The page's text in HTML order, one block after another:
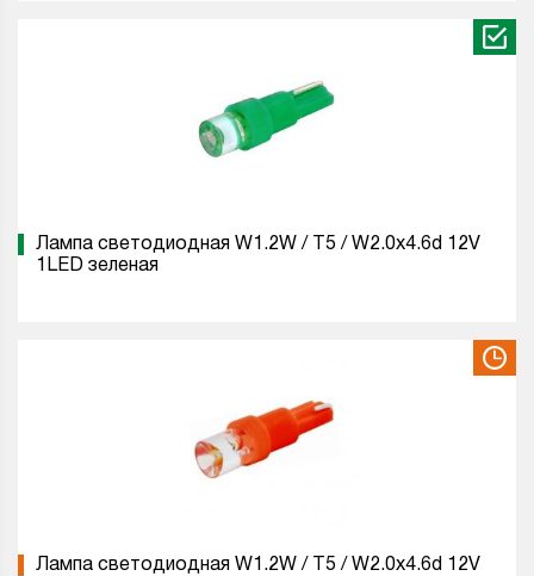
Лампа светодиодная W1.2W / T5 / W2.0x4.6d 12V
1LED зеленая
Лампа светодиодная W1.2W / T5 / W2.0x4.6d 12V